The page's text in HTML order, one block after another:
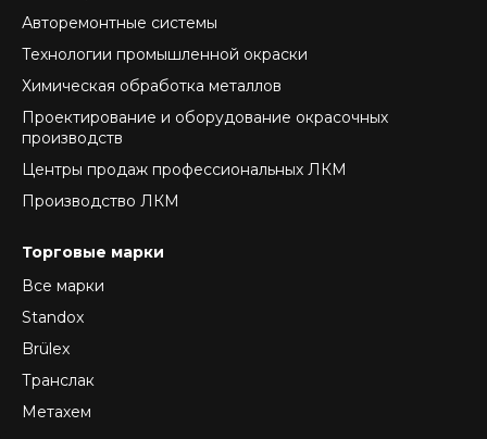
Авторемонтные системы
Технологии промышленной окраски
Химическая обработка металлов
Проектирование и оборудование окрасочных
производств
Центры продаж профессиональных ЛКМ
Производство ЛКМ
Торговые марки
Все марки
Standox
Brülex
Транслак
Метахем